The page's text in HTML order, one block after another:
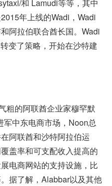
和 Lamudi等等，其中
年上线的Wadi，Wadi
阿拉伯联合酋长国。Wadi
变了策略，开始在沙特建
粗的阿联酋企业家穆罕默
军中东电商市场，Noon总
阿联酋和沙特阿拉伯运
盖率和可支配收入提高的
电商网站的支持设施，比
据了解，Alabbar以及其他